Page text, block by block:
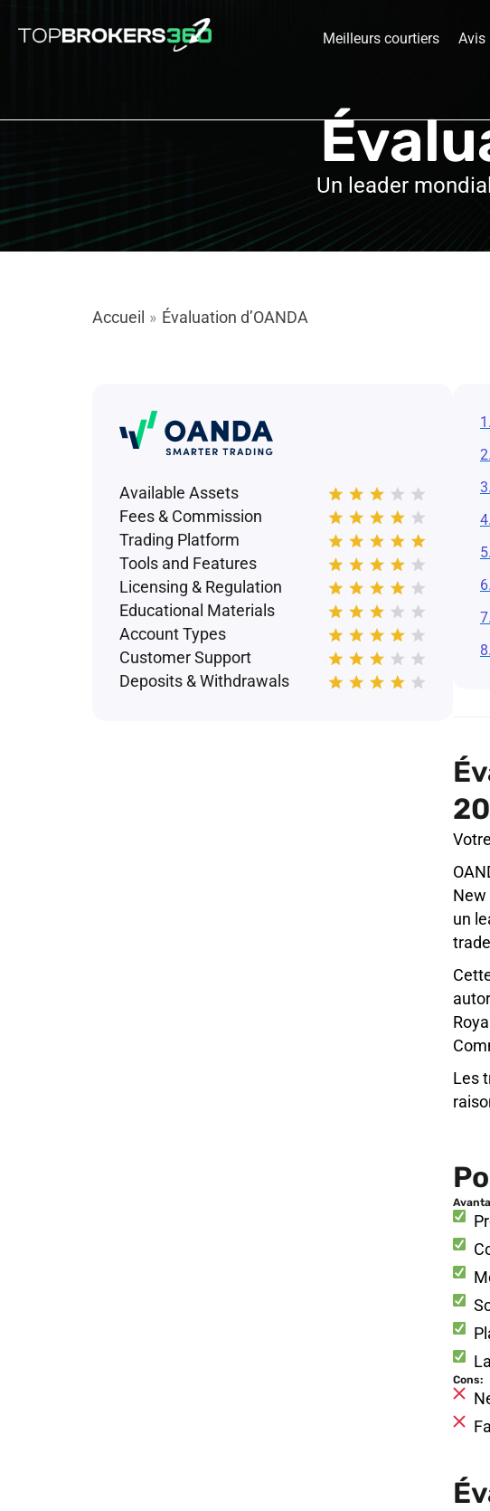
Meilleurs courtiers Avis
Un leader
Accueil » Évaluation d’OANDA
Available Assets
Fees & Commission
Trading Platform
Tools and Features
Licensing & Regulation
Educational Materials
Account Types
Customer Support
Deposits & Withdrawals
New
un
Les
Cons: